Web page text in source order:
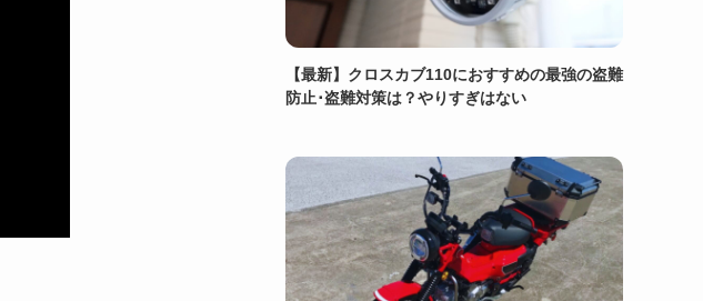
【最新】クロスカブ110におすすめの最強の盗難
防止･盗難対策は？やりすぎはない